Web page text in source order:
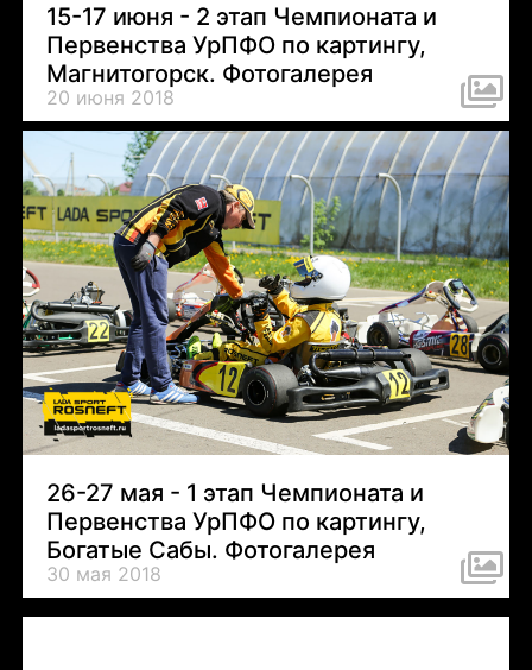
15-17 июня - 2 этап Чемпионата и
Первенства УрПФО по картингу,
Магнитогорск. Фотогалерея
20 июня 2018
26-27 мая - 1 этап Чемпионата и
Первенства УрПФО по картингу,
Богатые Сабы. Фотогалерея
30 мая 2018